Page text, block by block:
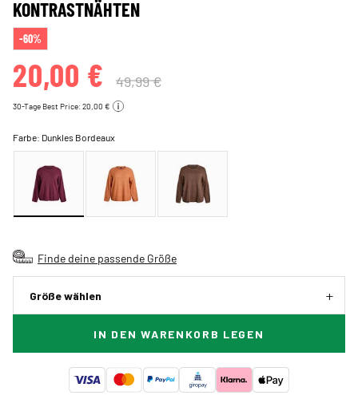
KONTRASTNÄHTEN
-60%
20,00 € 49,99 €
30-Tage Best Price: 20,00 €
Farbe: Dunkles Bordeaux
Finde deine passende Größe
Größe wählen
IN DEN WARENKORB LEGEN